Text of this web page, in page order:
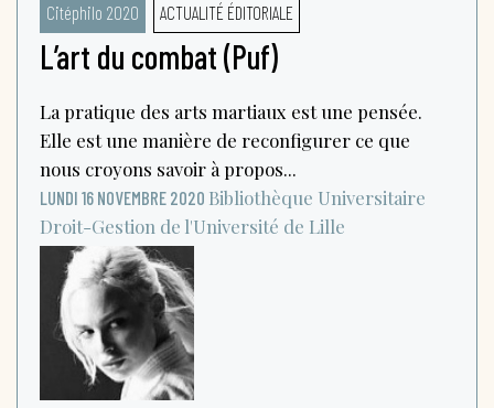
Citéphilo 2020 ACTUALITÉ ÉDITORIALE
L’art du combat (Puf)
La pratique des arts martiaux est une pensée.
Elle est une manière de reconfigurer ce que
nous croyons savoir à propos...
LUNDI 16 NOVEMBRE 2020 Bibliothèque Universitaire
Droit-Gestion de l'Université de Lille